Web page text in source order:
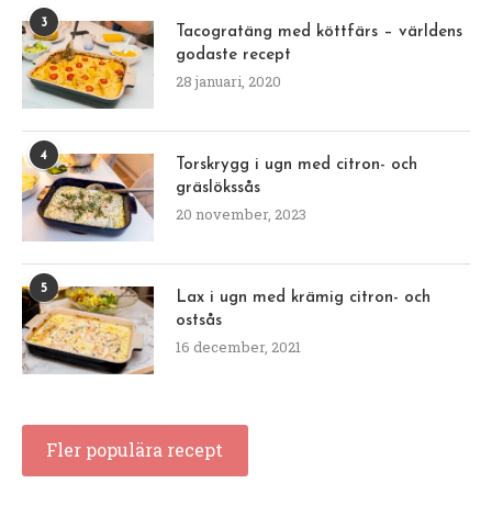
3
Tacogratäng med köttfärs – världens
godaste recept
28 januari, 2020
4
Torskrygg i ugn med citron- och
gräslökssås
20 november, 2023
5
Lax i ugn med krämig citron- och
ostsås
16 december, 2021
Fler populära recept